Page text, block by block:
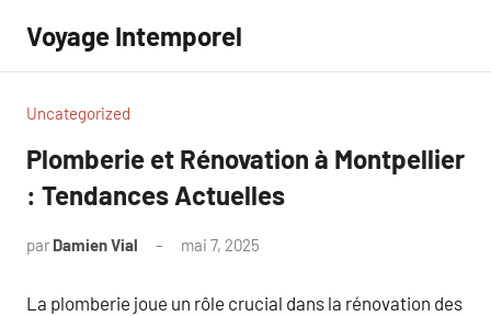
contenu
Voyage Intemporel
Uncategorized
Plomberie et Rénovation à Montpellier
: Tendances Actuelles
par Damien Vial mai 7, 2025
La plomberie joue un rôle crucial dans la rénovation des